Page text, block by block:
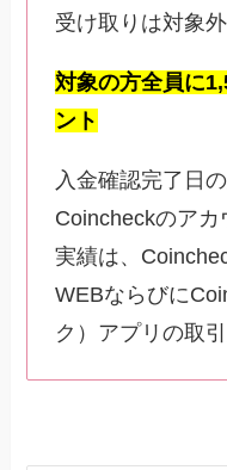
受け取りは対象外
対象の方全員に
ント
入金確認完了日
Coincheckのア
実績は、
WEBならびに
ク）アプリの取